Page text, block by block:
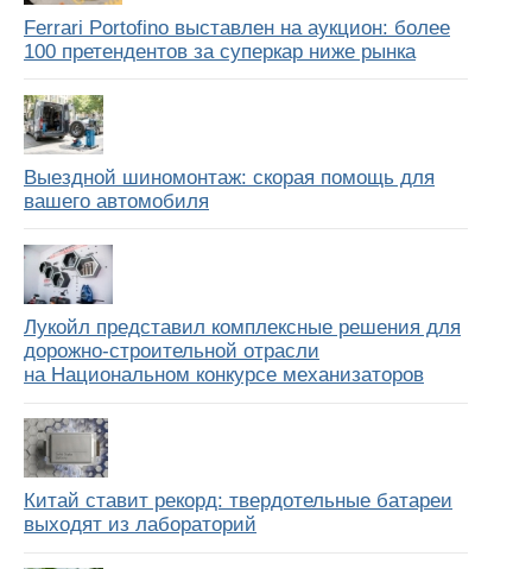
Ferrari Portofino выставлен на аукцион: более
100 претендентов за суперкар ниже рынка
Выездной шиномонтаж: скорая помощь для
вашего автомобиля
Лукойл представил комплексные решения для
дорожно-строительной отрасли
на Национальном конкурсе механизаторов
Китай ставит рекорд: твердотельные батареи
выходят из лабораторий